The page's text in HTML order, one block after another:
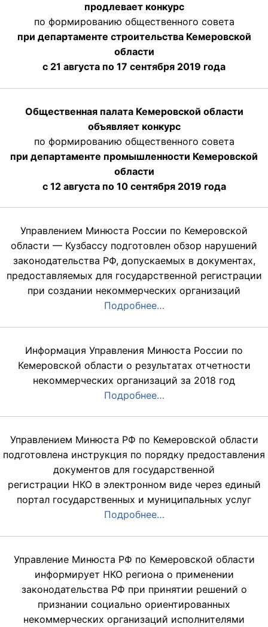
продлевает конкурс
по формированию общественного совета
при департаменте строительства Кемеровской
области
с 21 августа по 17 сентября 2019 года
Общественная палата Кемеровской области
объявляет конкурс
по формированию общественного совета
при департаменте промышленности Кемеровской
области
с 12 августа по 10 сентября 2019 года
Управлением Минюста России по Кемеровской
области — Кузбассу подготовлен обзор нарушений
законодательства РФ, допускаемых в документах,
предоставляемых для государственной регистрации
при создании некоммерческих организаций
Подробнее…
Информация Управления Минюста России по
Кемеровской области о результатах отчетности
некоммерческих организаций за 2018 год
Подробнее…
Управлением Минюста РФ по Кемеровской области
подготовлена инструкция по порядку предоставления
документов для государственной
регистрации НКО в электронном виде через единый
портал государственных и муниципальных услуг
Подробнее…
Управление Минюста РФ по Кемеровской области
информирует НКО региона о применении
законодательства РФ при принятии решений о
признании социально ориентированных
некоммерческих организаций исполнителями